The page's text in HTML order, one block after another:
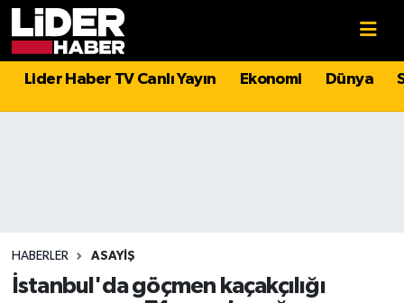
Lider Haber TV Canlı Yayın Ekonomi Dünya
HABERLER ASAYIŞ
İstanbul'da göçmen kaçakçılığı
Politika
Magazin
Spor
Hava Durumu
Süper Lig Puan Durumu ve Fikstür
Tüm Manşetler